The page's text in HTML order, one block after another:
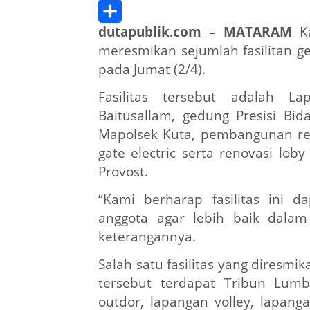
Threads
Share
dutapublik.com – MATARAM
meresmikan sejumlah fasilitan
pada Jumat (2/4).
Fasilitas tersebut adalah
Baitusallam, gedung Presisi
Mapolsek Kuta, pembangunan
gate electric serta renovasi
Provost.
“Kami berharap fasilitas ini
anggota agar lebih baik
keterangannya.
Salah satu fasilitas yang
tersebut terdapat Tribun
outdor, lapangan volley,